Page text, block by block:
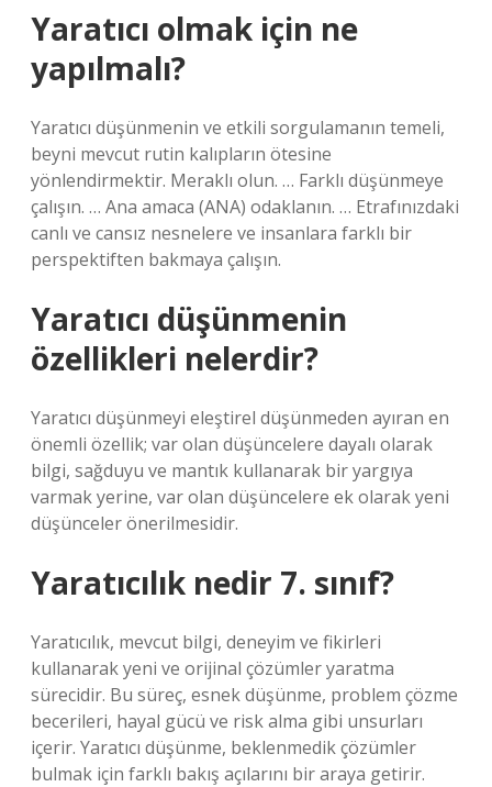
Yaratıcı olmak için ne
yapılmalı?
Yaratıcı düşünmenin ve etkili sorgulamanın temeli,
beyni mevcut rutin kalıpların ötesine
yönlendirmektir. Meraklı olun. … Farklı düşünmeye
çalışın. … Ana amaca (ANA) odaklanın. … Etrafınızdaki
canlı ve cansız nesnelere ve insanlara farklı bir
perspektiften bakmaya çalışın.
Yaratıcı düşünmenin
özellikleri nelerdir?
Yaratıcı düşünmeyi eleştirel düşünmeden ayıran en
önemli özellik; var olan düşüncelere dayalı olarak
bilgi, sağduyu ve mantık kullanarak bir yargıya
varmak yerine, var olan düşüncelere ek olarak yeni
düşünceler önerilmesidir.
Yaratıcılık nedir 7. sınıf?
Yaratıcılık, mevcut bilgi, deneyim ve fikirleri
kullanarak yeni ve orijinal çözümler yaratma
sürecidir. Bu süreç, esnek düşünme, problem çözme
becerileri, hayal gücü ve risk alma gibi unsurları
içerir. Yaratıcı düşünme, beklenmedik çözümler
bulmak için farklı bakış açılarını bir araya getirir.